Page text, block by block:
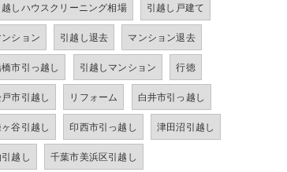
越しハウスクリーニング相場 引越し戸建て
ンション 引越し退去 マンション退去
市引っ越し 引越しマンション 行徳
市引越し リフォーム 白井市引っ越し
谷引越し 印西市引っ越し 津田沼引越し
越し 千葉市美浜区引越し